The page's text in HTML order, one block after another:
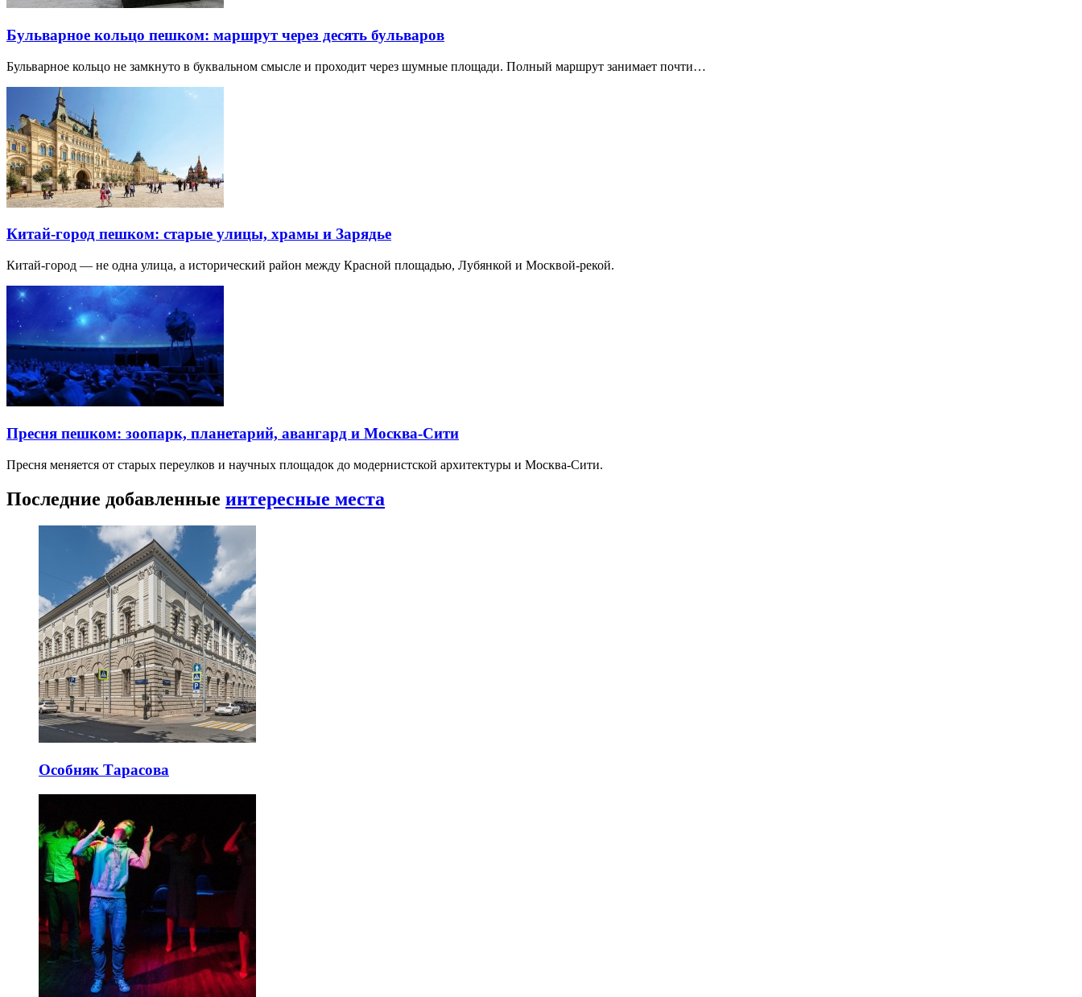
Бульварное кольцо пешком: маршрут через десять бульваров
Бульварное кольцо не замкнуто в буквальном смысле и проходит через шумные площади. Полный маршрут занимает почти…
Китай-город пешком: старые улицы, храмы и Зарядье
Китай-город — не одна улица, а исторический район между Красной площадью, Лубянкой и Москвой-рекой.
Пресня пешком: зоопарк, планетарий, авангард и Москва-Сити
Пресня меняется от старых переулков и научных площадок до модернистской архитектуры и Москва-Сити.
Последние добавленные интересные места
Особняк Тарасова